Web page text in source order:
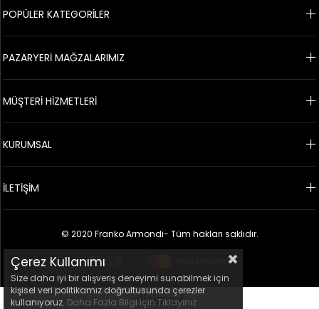
POPÜLER KATEGORİLER
PAZARYERİ MAĞZALARIMIZ
MÜŞTERİ HİZMETLERİ
KURUMSAL
İLETİŞİM
© 2020 Franko Armondi- Tüm hakları saklıdır.
Çerez Kullanımı
Size daha iyi bir alışveriş deneyimi sunabilmek için
kişisel veri politikamız doğrultusunda çerezler
kullanıyoruz. Daha Fazla Bilgi İçin Tıklayınız